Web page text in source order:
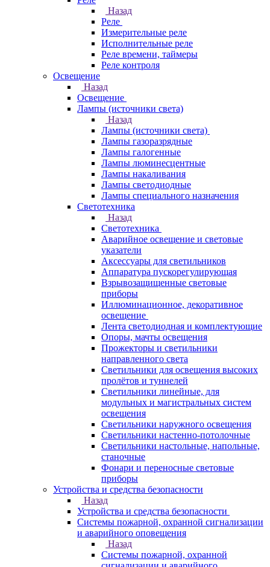
Назад
Реле
Измерительные реле
Исполнительные реле
Реле времени, таймеры
Реле контроля
Освещение
Назад
Освещение
Лампы (источники света)
Назад
Лампы (источники света)
Лампы газоразрядные
Лампы галогенные
Лампы люминесцентные
Лампы накаливания
Лампы светодиодные
Лампы специального назначения
Светотехника
Назад
Светотехника
Аварийное освещение и световые
указатели
Аксессуары для светильников
Аппаратура пускорегулирующая
Взрывозащищенные световые
приборы
Иллюминационное, декоративное
освещение
Лента светодиодная и комплектующие
Опоры, мачты освещения
Прожекторы и светильники
направленного света
Светильники для освещения высоких
пролётов и туннелей
Светильники линейные, для
модульных и магистральных систем
освещения
Светильники наружного освещения
Светильники настенно-потолочные
Светильники настольные, напольные,
станочные
Фонари и переносные световые
приборы
Устройства и средства безопасности
Назад
Устройства и средства безопасности
Системы пожарной, охранной сигнализации
и аварийного оповещения
Назад
Системы пожарной, охранной